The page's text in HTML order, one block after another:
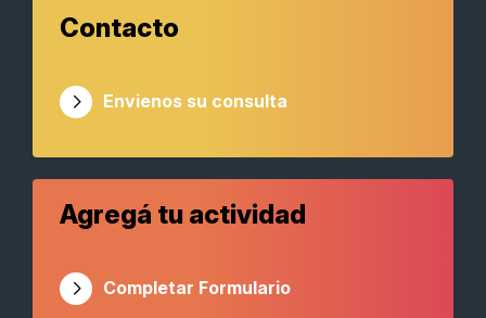
Contacto
Envienos su consulta
Agregá tu actividad
Completar Formulario